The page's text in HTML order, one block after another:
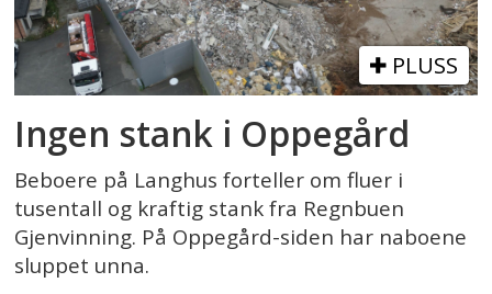
PLUSS
Ingen stank i Oppegård
Beboere på Langhus forteller om fluer i
tusentall og kraftig stank fra Regnbuen
Gjenvinning. På Oppegård-siden har naboene
sluppet unna.